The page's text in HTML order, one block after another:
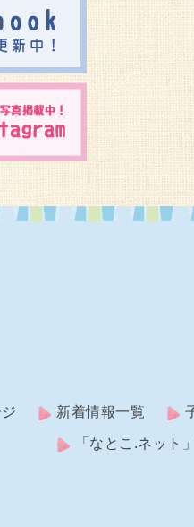
新着情報一覧
「なとこ.ネット